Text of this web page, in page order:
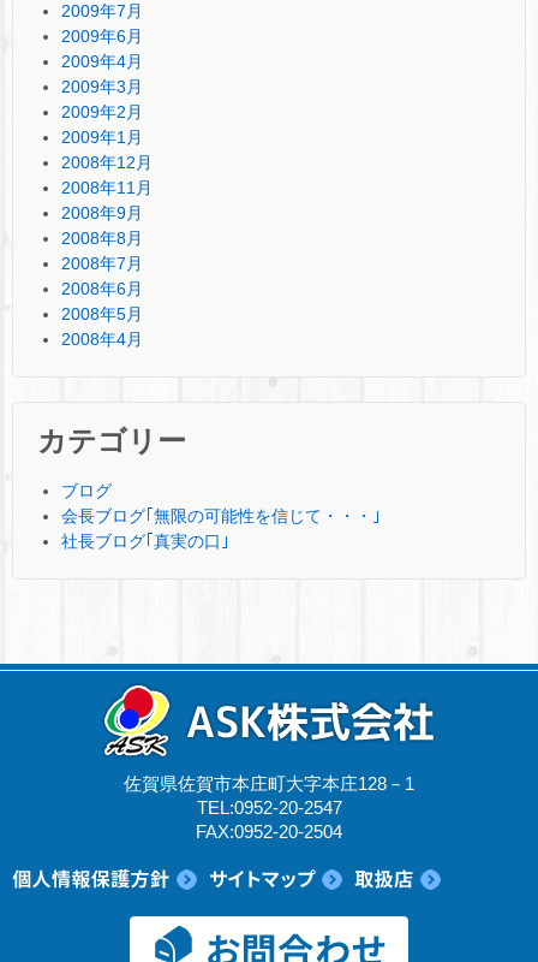
2009年7月
2009年6月
2009年4月
2009年3月
2009年2月
2009年1月
2008年12月
2008年11月
2008年9月
2008年8月
2008年7月
2008年6月
2008年5月
2008年4月
カテゴリー
ブログ
会長ブログ｢無限の可能性を信じて・・・｣
社長ブログ｢真実の口｣
佐賀県佐賀市本庄町大字本庄128－1
TEL:0952-20-2547
FAX:0952-20-2504